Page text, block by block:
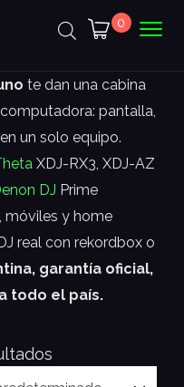
0
te dan una cabina
pantalla,
un solo equipo.
XDJ-RX3, XDJ-AZ
DJ Prime
móviles y home
real con rekordbox o
garantía oficial,
todo el país.